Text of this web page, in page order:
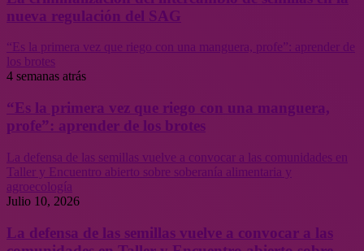
nueva regulación del SAG
“Es la primera vez que riego con una manguera, profe”: aprender de
los brotes
4 semanas atrás
“Es la primera vez que riego con una manguera,
profe”: aprender de los brotes
La defensa de las semillas vuelve a convocar a las comunidades en
Taller y Encuentro abierto sobre soberanía alimentaria y
agroecología
Julio 10, 2026
La defensa de las semillas vuelve a convocar a las